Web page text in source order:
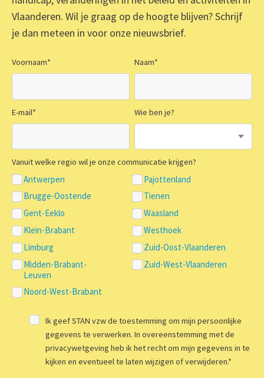
Vlaanderen. Wil je graag op de hoogte blijven? Schrijf
je dan meteen in voor onze nieuwsbrief.
Voornaam* Naam*
E-mail* Wie ben je?
Vanuit welke regio wil je onze communicatie krijgen?
Antwerpen
Pajottenland
Brugge-Oostende
Tienen
Gent-Eeklo
Waasland
Klein-Brabant
Westhoek
Limburg
Zuid-Oost-Vlaanderen
Midden-Brabant-
Leuven
Zuid-West-Vlaanderen
Noord-West-Brabant
Ik geef STAN vzw de toestemming om mijn persoonlijke
gegevens te verwerken. In overeenstemming met de
privacywetgeving heb ik het recht om mijn gegevens in te
kijken en eventueel te laten wijzigen of verwijderen.*